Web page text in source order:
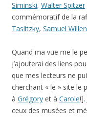
Siminski, Walter Spitzer
commémoratif de la
Taslitzky, Samuel
Quand ma vue me le
j’ajouterai des liens
que mes lecteurs ne
cherchant « le » site le
à Grégory et à Carole!].
ceux des musées et